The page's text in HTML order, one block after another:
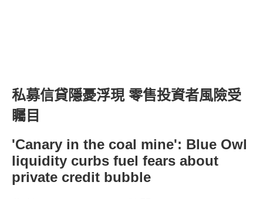
私募信貸隱憂浮現 零售投資者風險受
矚目
'Canary in the coal mine': Blue Owl
liquidity curbs fuel fears about
private credit bubble